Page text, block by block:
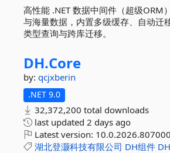
高性能 .NET 数据中间件（超级ORM
与海量数据，内置多级缓存、自动迁
类型查询与跨库迁移。
DH.Core
by: qcjxberin
.NET 9.0
32,372,200 total downloads
last updated 2 days ago
Latest version:
湖北登灏科技有限公司 DH组件 DH